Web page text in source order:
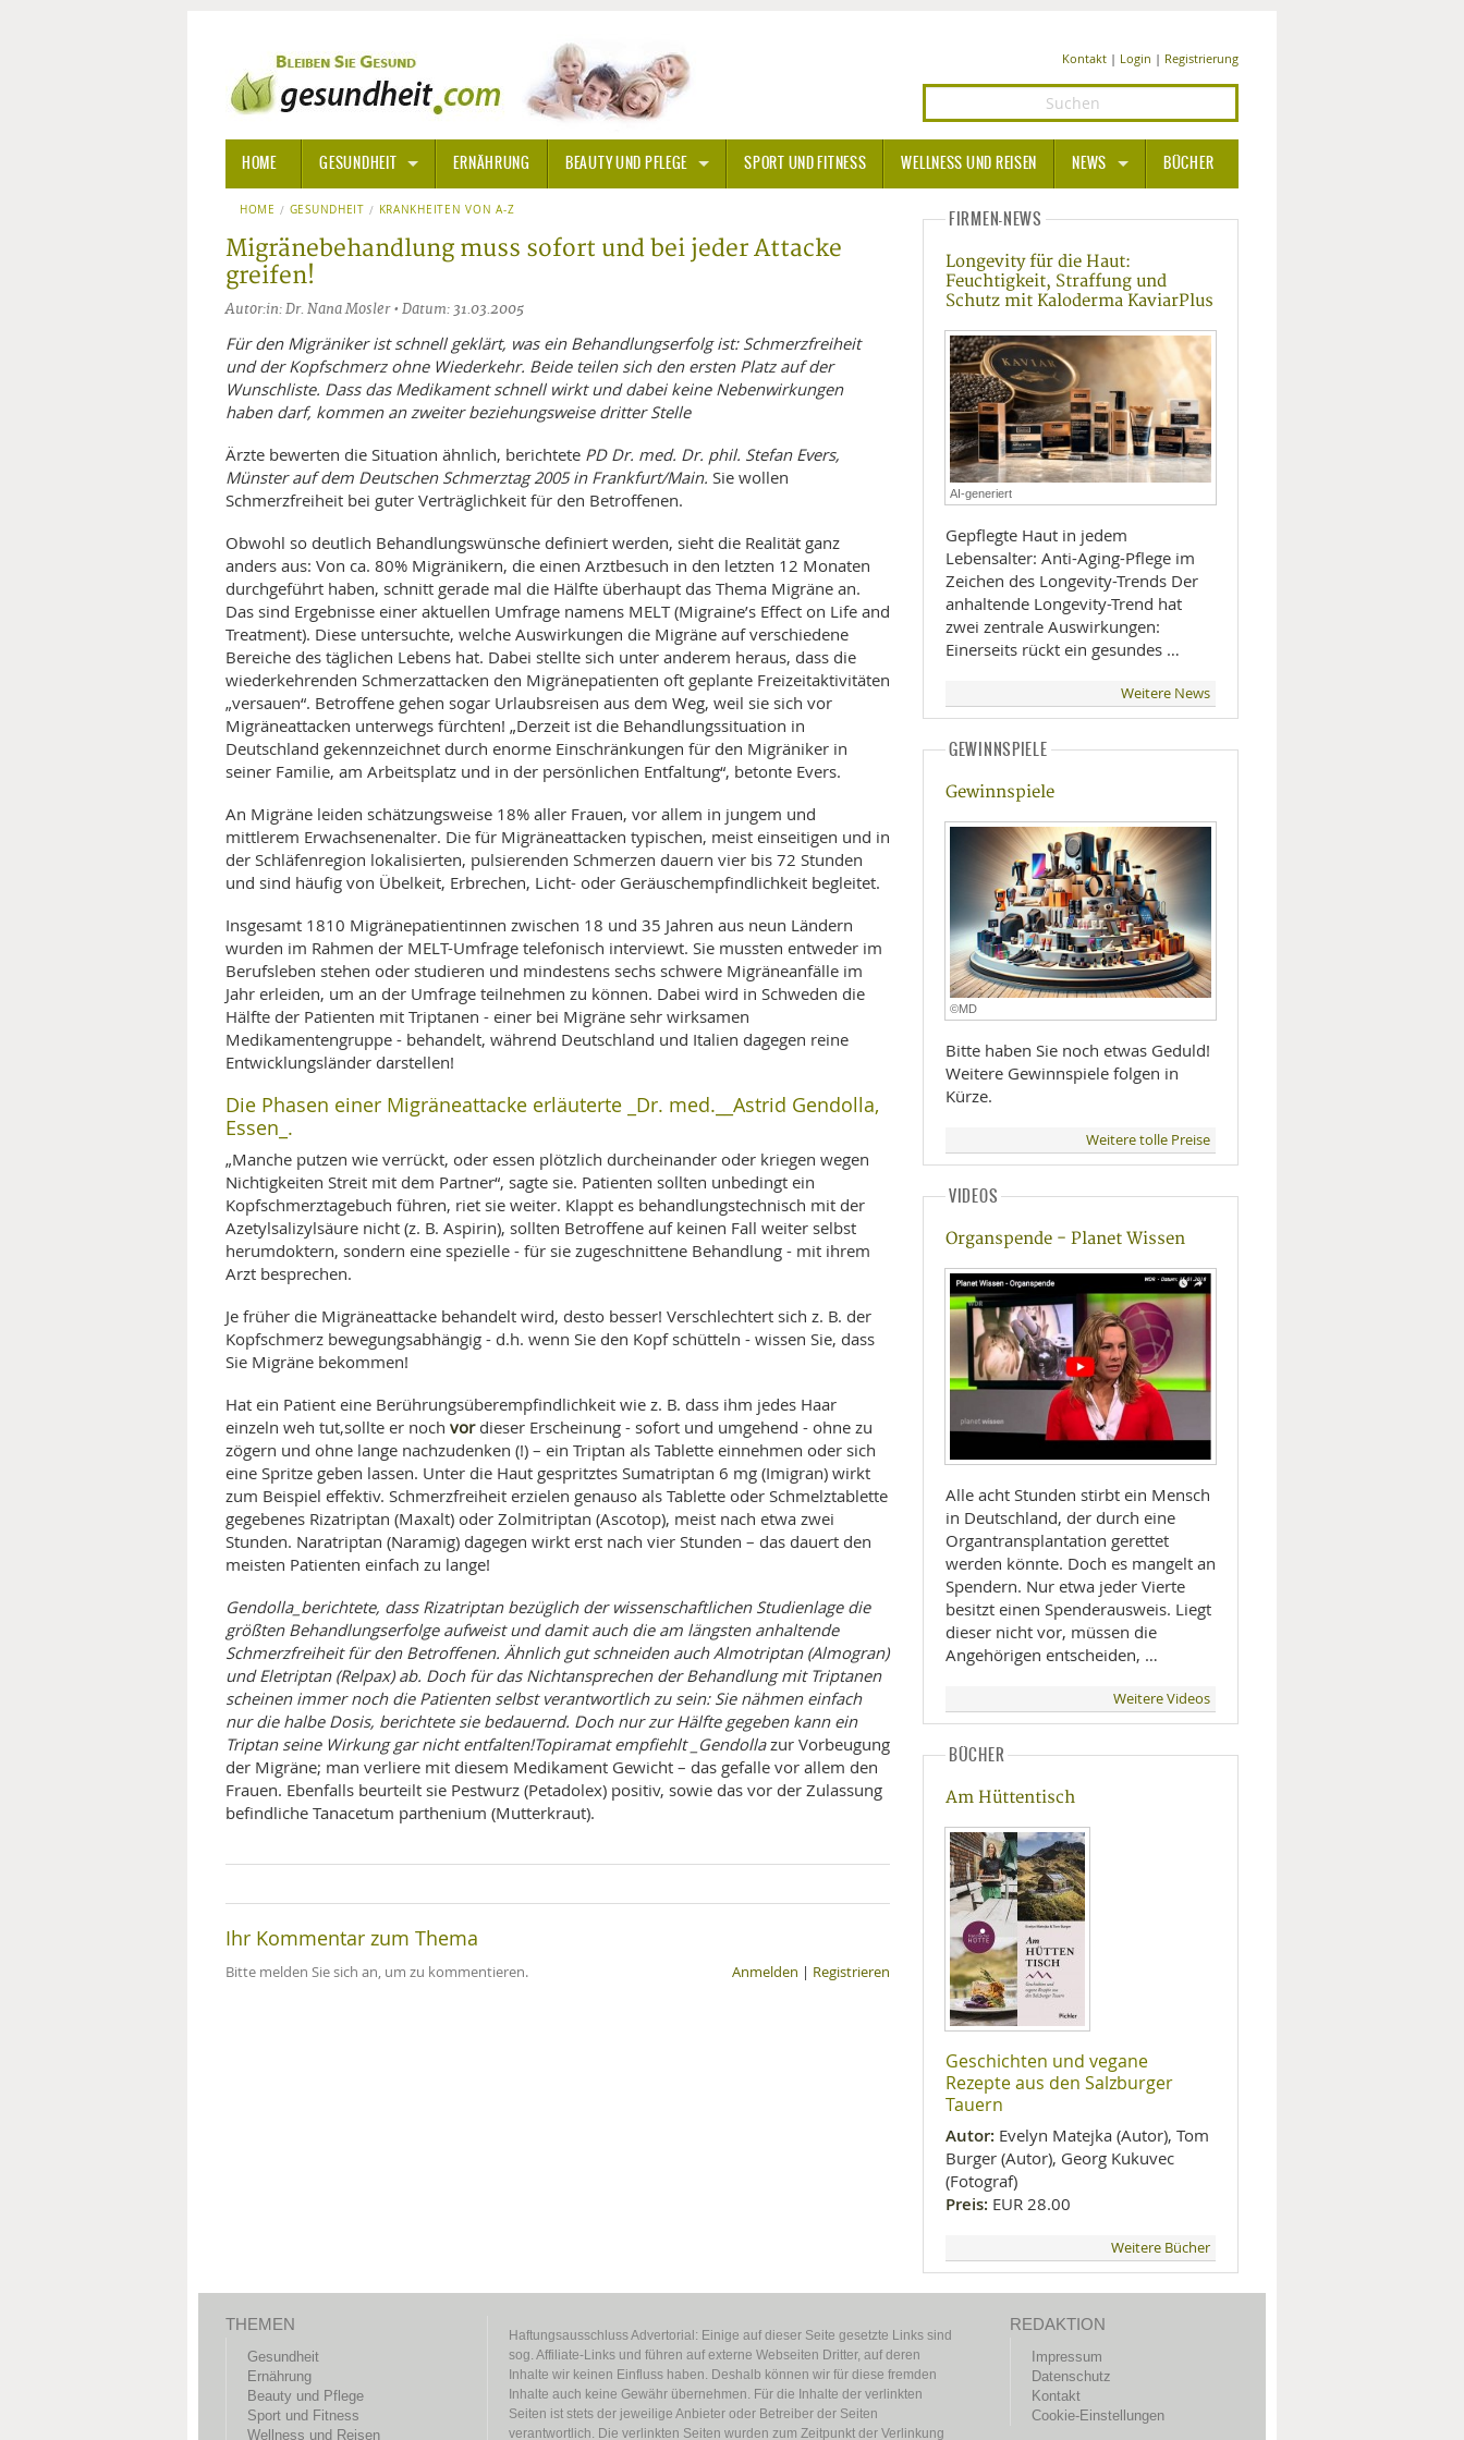
Kontakt| Login | Registrierung
HOME GESUNDHEIT
ALLGEMEINE INFORMATIONEN
ALTERNATIVE HEILWEISENAROMA THERAPIE
BACHBLÜTEN
EDELSTEINE - HEILSTEINE
HOMÖOPATHIE
KALIFORNISCHE BLÜTEN
ALTERNATIVE MEDIZIN
ARZNEI- UND HEILMITTEL
GIFTSTOFFE
KRANKHEITEN VON A-ZANGST
MUND UND ZÄHNE
PRÄVENTION UND ALTER
SYMPTOME UND DIAGNOSE
VITAMINE UND MINERALSTOFFE
WISSENSCHAFT UND FORSCHUNG
ERNÄHRUNG BEAUTY UND PFLEGE SPORT UND FITNESS WELLNESS UND REISEN NEWS
MEDIZIN UND PHARMA
BEAUTY UND PFLEGE
SPORT UND FITNESS
WELLNESS UND REISEN
MOBILITÄT
BÜCHER
HOME GESUNDHEIT KRANKHEITEN VON A-Z
Migränebehandlung muss sofort und bei jeder Attacke
greifen!
Autor:in: Dr. Nana Mosler • Datum: 31.03.2005
Für den Migräniker ist schnell geklärt, was ein Behandlungserfolg ist: Schmerzfreiheit
und der Kopfschmerz ohne Wiederkehr. Beide teilen sich den ersten Platz auf der
Wunschliste. Dass das Medikament schnell wirkt und dabei keine Nebenwirkungen
haben darf, kommen an zweiter beziehungsweise dritter Stelle
Ärzte bewerten die Situation ähnlich, berichtete PD Dr. med. Dr. phil. Stefan Evers,
Münster auf dem Deutschen Schmerztag 2005 in Frankfurt/Main. Sie wollen
Schmerzfreiheit bei guter Verträglichkeit für den Betroffenen.
Obwohl so deutlich Behandlungswünsche definiert werden, sieht die Realität ganz
anders aus: Von ca. 80% Migränikern, die einen Arztbesuch in den letzten 12 Monaten
durchgeführt haben, schnitt gerade mal die Hälfte überhaupt das Thema Migräne an.
Das sind Ergebnisse einer aktuellen Umfrage namens MELT (Migraine’s Effect on Life and
Treatment). Diese untersuchte, welche Auswirkungen die Migräne auf verschiedene
Bereiche des täglichen Lebens hat. Dabei stellte sich unter anderem heraus, dass die
wiederkehrenden Schmerzattacken den Migränepatienten oft geplante Freizeitaktivitäten
„versauen“. Betroffene gehen sogar Urlaubsreisen aus dem Weg, weil sie sich vor
Migräneattacken unterwegs fürchten! „Derzeit ist die Behandlungssituation in
Deutschland gekennzeichnet durch enorme Einschränkungen für den Migräniker in
seiner Familie, am Arbeitsplatz und in der persönlichen Entfaltung“, betonte Evers.
An Migräne leiden schätzungsweise 18% aller Frauen, vor allem in jungem und
mittlerem Erwachsenenalter. Die für Migräneattacken typischen, meist einseitigen und in
der Schläfenregion lokalisierten, pulsierenden Schmerzen dauern vier bis 72 Stunden
und sind häufig von Übelkeit, Erbrechen, Licht- oder Geräuschempfindlichkeit begleitet.
Insgesamt 1810 Migränepatientinnen zwischen 18 und 35 Jahren aus neun Ländern
wurden im Rahmen der MELT-Umfrage telefonisch interviewt. Sie mussten entweder im
Berufsleben stehen oder studieren und mindestens sechs schwere Migräneanfälle im
Jahr erleiden, um an der Umfrage teilnehmen zu können. Dabei wird in Schweden die
Hälfte der Patienten mit Triptanen - einer bei Migräne sehr wirksamen
Medikamentengruppe - behandelt, während Deutschland und Italien dagegen reine
Entwicklungsländer darstellen!
Die Phasen einer Migräneattacke erläuterte _Dr. med.__Astrid Gendolla,
Essen_.
„Manche putzen wie verrückt, oder essen plötzlich durcheinander oder kriegen wegen
Nichtigkeiten Streit mit dem Partner“, sagte sie. Patienten sollten unbedingt ein
Kopfschmerztagebuch führen, riet sie weiter. Klappt es behandlungstechnisch mit der
Azetylsalizylsäure nicht (z. B. Aspirin), sollten Betroffene auf keinen Fall weiter selbst
herumdoktern, sondern eine spezielle - für sie zugeschnittene Behandlung - mit ihrem
Arzt besprechen.
Je früher die Migräneattacke behandelt wird, desto besser! Verschlechtert sich z. B. der
Kopfschmerz bewegungsabhängig - d.h. wenn Sie den Kopf schütteln - wissen Sie, dass
Sie Migräne bekommen!
Hat ein Patient eine Berührungsüberempfindlichkeit wie z. B. dass ihm jedes Haar
einzeln weh tut,sollte er noch vordieser Erscheinung - sofort und umgehend - ohne zu
zögern und ohne lange nachzudenken (!) – ein Triptan als Tablette einnehmen oder sich
eine Spritze geben lassen. Unter die Haut gespritztes Sumatriptan 6 mg (Imigran) wirkt
zum Beispiel effektiv. Schmerzfreiheit erzielen genauso als Tablette oder Schmelztablette
gegebenes Rizatriptan (Maxalt) oder Zolmitriptan (Ascotop), meist nach etwa zwei
Stunden. Naratriptan (Naramig) dagegen wirkt erst nach vier Stunden – das dauert den
meisten Patienten einfach zu lange!
Gendolla_berichtete, dass Rizatriptan bezüglich der wissenschaftlichen Studienlage die
größten Behandlungserfolge aufweist und damit auch die am längsten anhaltende
Schmerzfreiheit für den Betroffenen. Ähnlich gut schneiden auch Almotriptan (Almogran)
und Eletriptan (Relpax) ab. Doch für das Nichtansprechen der Behandlung mit Triptanen
scheinen immer noch die Patienten selbst verantwortlich zu sein: Sie nähmen einfach
nur die halbe Dosis, berichtete sie bedauernd. Doch nur zur Hälfte gegeben kann ein
Triptan seine Wirkung gar nicht entfalten!Topiramat empfiehlt _Gendollazur Vorbeugung
der Migräne; man verliere mit diesem Medikament Gewicht – das gefalle vor allem den
Frauen. Ebenfalls beurteilt sie Pestwurz (Petadolex) positiv, sowie das vor der Zulassung
befindliche Tanacetum parthenium (Mutterkraut).
Ihr Kommentar zum Thema
Bitte melden Sie sich an, um zu kommentieren. Anmelden | Registrieren
FIRMEN-NEWS
Longevity für die Haut:
Feuchtigkeit, Straffung und
Schutz mit Kaloderma KaviarPlus
AI-generiert
Gepflegte Haut in jedem
Lebensalter: Anti-Aging-Pflege im
Zeichen des Longevity-Trends Der
anhaltende Longevity-Trend hat
zwei zentrale Auswirkungen:
Einerseits rückt ein gesundes …
Weitere News
GEWINNSPIELE
Gewinnspiele
©MD
Bitte haben Sie noch etwas Geduld!
Weitere Gewinnspiele folgen in
Kürze.
Weitere tolle Preise
VIDEOS
Organspende - Planet Wissen
Alle acht Stunden stirbt ein Mensch
in Deutschland, der durch eine
Organtransplantation gerettet
werden könnte. Doch es mangelt an
Spendern. Nur etwa jeder Vierte
besitzt einen Spenderausweis. Liegt
dieser nicht vor, müssen die
Angehörigen entscheiden, …
Weitere Videos
BÜCHER
Am Hüttentisch
Geschichten und vegane
Rezepte aus den Salzburger
Tauern
Autor: Evelyn Matejka (Autor), Tom
Burger (Autor), Georg Kukuvec
(Fotograf)
Preis: EUR 28.00
Weitere Bücher
THEMEN
Gesundheit
Ernährung
Beauty und Pflege
Sport und Fitness
Wellness und Reisen
Haftungsausschluss Advertorial: Einige auf dieser Seite gesetzte Links sind
sog. Affiliate-Links und führen auf externe Webseiten Dritter, auf deren
Inhalte wir keinen Einfluss haben. Deshalb können wir für diese fremden
Inhalte auch keine Gewähr übernehmen. Für die Inhalte der verlinkten
Seiten ist stets der jeweilige Anbieter oder Betreiber der Seiten
verantwortlich. Die verlinkten Seiten wurden zum Zeitpunkt der Verlinkung
REDAKTION
Impressum
Datenschutz
Kontakt
Cookie-Einstellungen